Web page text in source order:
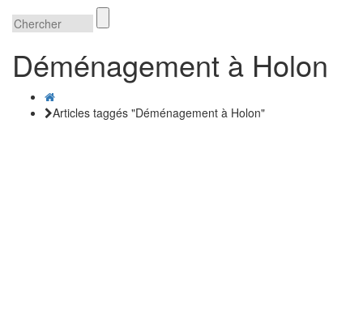
Déménagement à Holon
Articles taggés "Déménagement à Holon"